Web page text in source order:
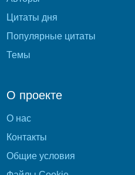
Цитаты дня
Популярные цитаты
Темы
О проекте
О нас
Контакты
Общие условия